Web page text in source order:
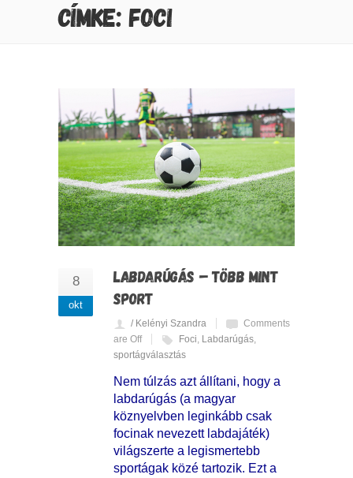
CÍMKE: FOCI
8
okt
LABDARÚGÁS – TÖBB MINT
SPORT
/ Kelényi Szandra
Comments
are Off
Foci, Labdarúgás,
sportágválasztás
Nem túlzás azt állítani, hogy a
labdarúgás (a magyar
köznyelvben leginkább csak
focinak nevezett labdajáték)
világszerte a legismertebb
sportágak közé tartozik. Ezt a